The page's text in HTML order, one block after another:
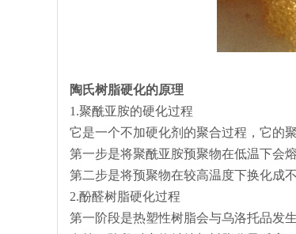
陶氏树脂硬化的原理
1.聚酰亚胺的硬化过程
它是一个不加硬化剂的聚合过程，它的
第一步是将聚酰亚胺预聚物在低温下会熔
第二步是将预聚物在较高温度下换化成
2.酚醛树脂硬化过程
第一阶段是热塑性树脂会与乌洛托品